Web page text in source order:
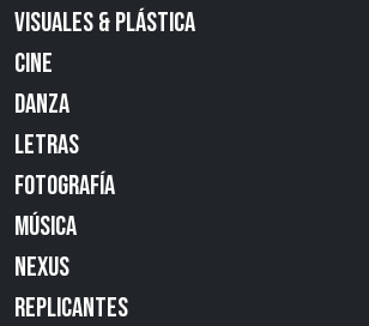
VISUALES & PLÁSTICA
CINE
DANZA
LETRAS
FOTOGRAFÍA
MÚSICA
NEXUS
REPLICANTES